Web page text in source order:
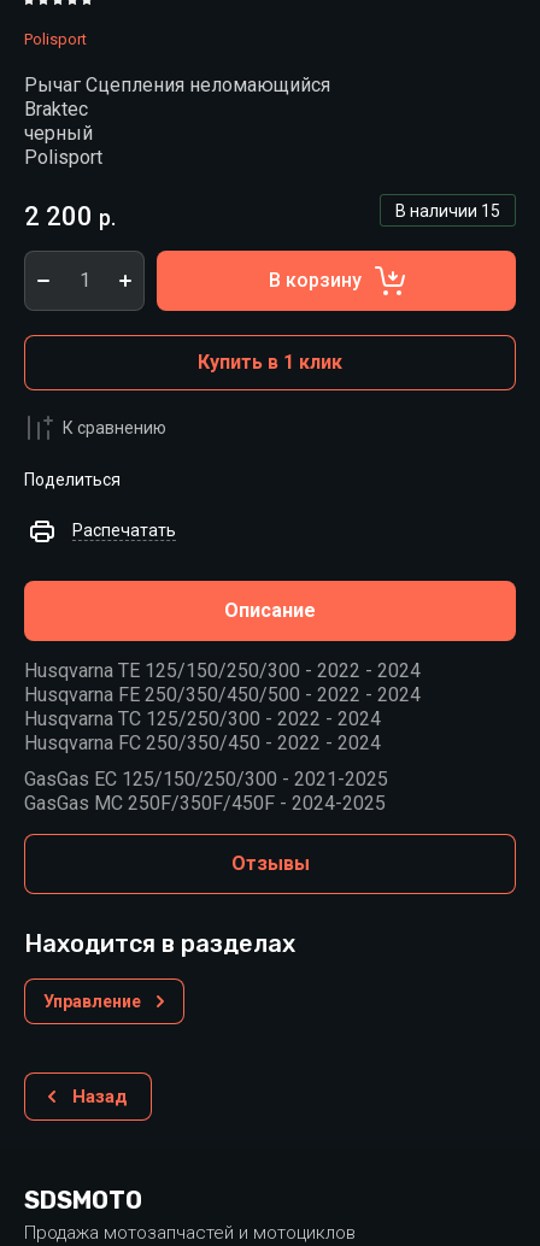
Polisport
Рычаг Сцепления неломающийся
Braktec
черный
Polisport
В наличии 15
2 200 р.
В корзину
Купить в 1 клик
К сравнению
Поделиться
Распечатать
Описание
Husqvarna TE 125/150/250/300 - 2022 - 2024
Husqvarna FE 250/350/450/500 - 2022 - 2024
Husqvarna TC 125/250/300 - 2022 - 2024
Husqvarna FC 250/350/450 - 2022 - 2024
GasGas EC 125/150/250/300 - 2021-2025
GasGas MC 250F/350F/450F - 2024-2025
Отзывы
Находится в разделах
Управление
Назад
SDSMOTO
Продажа мотозапчастей и мотоциклов